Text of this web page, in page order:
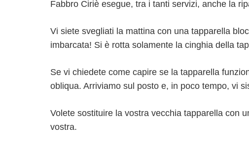
Fabbro Ciriè esegue, tra i tanti servizi, anche la
Vi siete svegliati la mattina con una tapparella
imbarcata! Si è rotta solamente la cinghia della
Se vi chiedete come capire se la tapparella
obliqua. Arriviamo sul posto e, in poco tempo, vi
Volete sostituire la vostra vecchia tapparella con
vostra.